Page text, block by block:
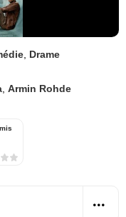
Drame
Armin Rohde